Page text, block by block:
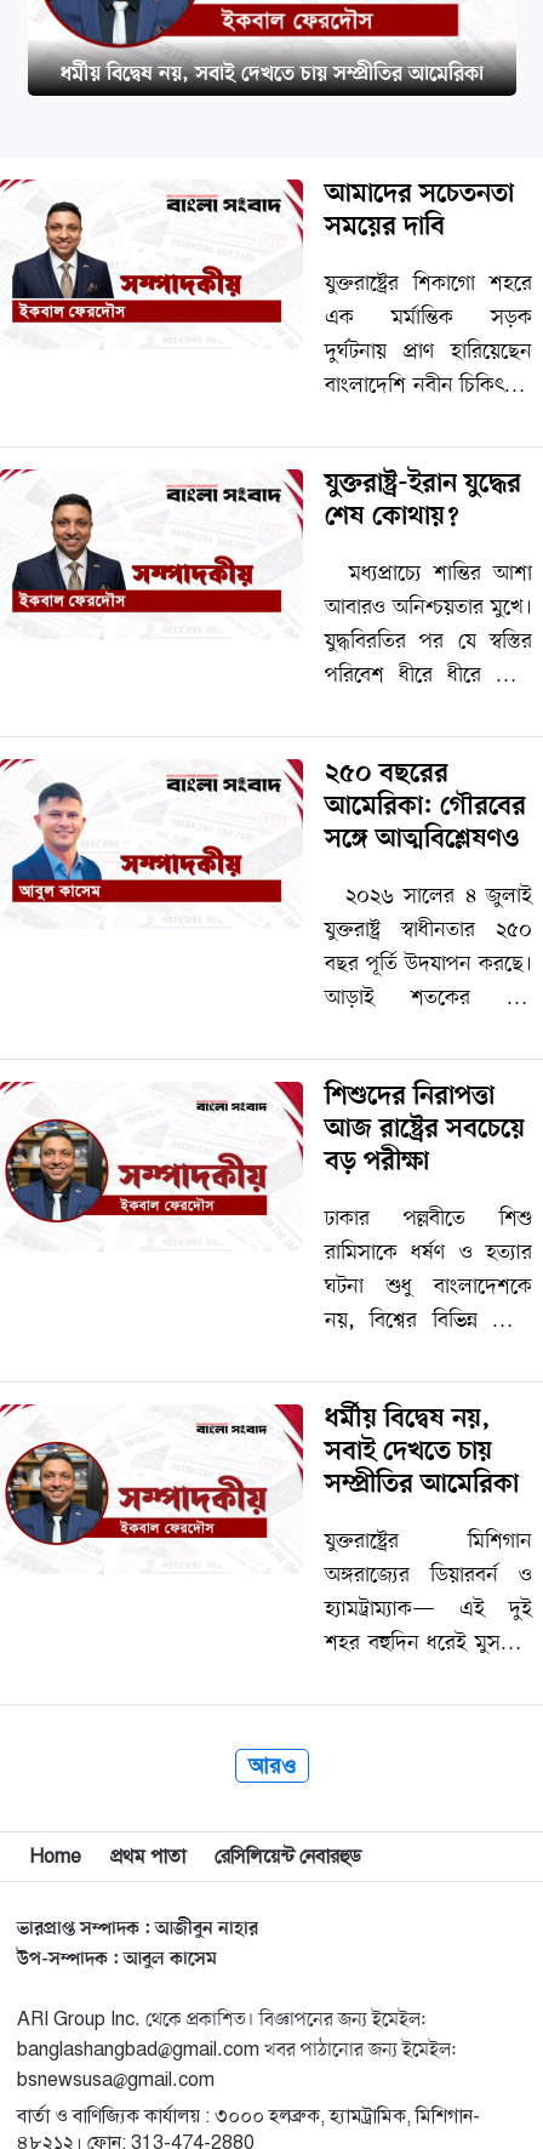
ধর্মীয় বিদ্বেষ নয়, সবাই দেখতে চায় সম্প্রীতির আমেরিকা
আমাদের সচেতনতা
সময়ের দাবি
যুক্তরাষ্ট্রের শিকাগো শহরে
এক মর্মান্তিক সড়ক
দুর্ঘটনায় প্রাণ হারিয়েছেন
বাংলাদেশি নবীন চিকিৎসক
চিকিৎসক হিসেবে ¯^প্নের
পথচলা শুরু করার অল্প
সময়ের মধ্যেই তার এমন
অকাল মৃত্যু শুধু…
যুক্তরাষ্ট্র-ইরান যুদ্ধের
শেষ কোথায়?
মধ্যপ্রাচ্যে শান্তির আশা
আবারও অনিশ্চয়তার মুখে।
যুদ্ধবিরতির পর যে স্বস্তির
পরিবেশ ধীরে ধীরে তৈরি
পাল্টা হামলার ঘটনায় তা
নতুন করে ভেঙে পড়ার
আশঙ্কা দেখা দিয়েছে।…
২৫০ বছরের
আমেরিকা: গৌরবের
সঙ্গে আত্মবিশ্লেষণও
২০২৬ সালের ৪ জুলাই
যুক্তরাষ্ট্র স্বাধীনতার ২৫০
বছর পূর্তি উদযাপন করছে।
আড়াই শতকের এই
সাংবিধানিক শাসন,
অর্থনৈতিক সমৃদ্ধি এবং
বিজ্ঞান-প্রযুক্তিতে
বিশ্বনেতৃত্বের অবস্থানে
পৌঁছেছে। এ উপলক্ষে
দেশজুড়ে…
শিশুদের নিরাপত্তা
আজ রাষ্ট্রের সবচেয়ে
বড় পরীক্ষা
ঢাকার পল্লবীতে শিশু
রামিসাকে ধর্ষণ ও হত্যার
ঘটনা শুধু বাংলাদেশকে
নয়, বিশ্বের বিভিন্ন প্রান্তে
গভীরভাবে নাড়া দিয়েছে|
আমেরিকার মিশিগানে
বসবাসরত প্রবাসী
বাংলাদেশিরাও উদ্বেগ,
ক্ষোভ ও শঙ্কার সঙ্গে
ঘটনাগুলো…
ধর্মীয় বিদ্বেষ নয়,
সবাই দেখতে চায়
সম্প্রীতির আমেরিকা
যুক্তরাষ্ট্রের মিশিগান
অঙ্গরাজ্যের ডিয়ারবর্ন ও
হ্যামট্রাম্যাক— এই দুই
শহর বহুদিন ধরেই মুসলিম
বসবাস, বহুসাংস্কৃতিক
সম্প্রতি কোরআন
পোড়ানোর ঘোষণাকে
আরও
Home প্রথম পাতা রেসিলিয়েন্ট নেবারহুড
ভারপ্রাপ্ত সম্পাদক : আজীবুন নাহার
উপ-সম্পাদক : আবুল কাসেম
ARI Group Inc. থেকে প্রকাশিত। বিজ্ঞাপনের জন্য ইমেইল:
banglashangbad@gmail.com খবর পাঠানোর জন্য ইমেইল:
bsnewsusa@gmail.com
বার্তা ও বাণিজ্যিক কার্যালয় : ৩০০০ হলব্রুক, হ্যামট্রামিক, মিশিগান-
৪৮২১২। ফোন: 313-474-2880